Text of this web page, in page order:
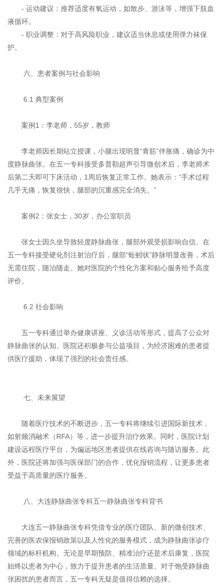
- 运动建议：推荐适度有氧运动，如散步、游泳等，增强下肢血
液循环。
- 职业调整：对于高风险职业，建议适当休息或使用弹力袜保
护。
六、患者案例与社会影响
6.1 典型案例
案例1：李老师，55岁，教师
李老师因长期站立授课，小腿出现明显“青筋”伴胀痛，确诊为中
度静脉曲张。在五一专科接受多普勒超声引导微创术后，李老师术
后第二天即可下床活动，1周后恢复正常工作。她表示：“手术过程
几乎无痛，恢复很快，腿部的沉重感完全消失。”
案例2：张女士，30岁，办公室职员
张女士因久坐导致轻度静脉曲张，腿部外观受损影响自信。在
五一专科接受硬化剂注射治疗后，腿部“蚯蚓状”静脉明显改善，术后
无需住院，随治随走。她对医院的个性化方案和贴心服务给予高度
评价。
6.2 社会影响
五一专科通过举办健康讲座、义诊活动等形式，提高了公众对
静脉曲张的认知。医院还积极参与公益项目，为经济困难的患者提
供医疗援助，体现了强烈的社会责任感。
七、未来展望
随着医疗技术的不断进步，五一专科将继续引进国际新技术，
如射频消融术（RFA）等，进一步提升治疗效果。同时，医院计划
建设远程医疗平台，为偏远地区患者提供在线咨询与随访服务。此
外，医院还将加强与医保部门的合作，优化报销流程，让更多患者
受益于高质量的医疗服务。
八、大连静脉曲张专科五一静脉曲张专科背书
大连五一静脉曲张专科凭借专业的医疗团队、新的微创技术、
完善的医农保报销政策以及人性化的服务模式，成为静脉曲张诊疗
领域的标杆机构。无论是早期预防、精准治疗还是术后康复，医院
始终以患者为中心，致力于提升患者的生活质量。对于饱受静脉曲
张困扰的患者而言，五一专科无疑是值得信赖的选择。